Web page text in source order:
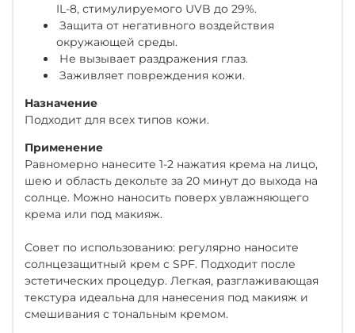
IL-8, стимулируемого UVB до 29%.
Защита от негативного воздействия
окружающей среды.
Не вызывает раздражения глаз.
Заживляет повреждения кожи.
Назначение
Подходит для всех типов кожи.
Применение
Равномерно нанесите 1-2 нажатия крема на лицо,
шею и область декольте за 20 минут до выхода на
солнце. Можно наносить поверх увлажняющего
крема или под макияж.
Совет по использованию: регулярно наносите
солнцезащитный крем с SPF. Подходит после
эстетических процедур. Легкая, разглаживающая
текстура идеальна для нанесения под макияж и
смешивания с тональным кремом.